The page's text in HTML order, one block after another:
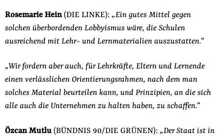
Rosemarie Hein(DIE LINKE): „Ein gutes Mittel gegen
solchen überbordenden Lobbyismus wäre, die Schulen
ausreichend mit Lehr- und Lernmaterialien auszustatten.“
„Wir fordern aber auch, für Lehrkräfte, Eltern und Lernende
einen verlässlichen Orientierungsrahmen, nach dem man
solches Material beurteilen kann, und Prinzipien, an die sich
alle auch die Unternehmen zu halten haben, zu schaffen.“
Özcan Mutlu(BÜNDNIS 90/DIE GRÜNEN): „Der Staat ist in